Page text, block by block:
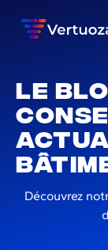
Le
Découvrez